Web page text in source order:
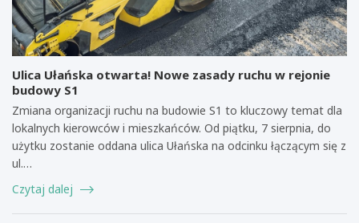
Ulica Ułańska otwarta! Nowe zasady ruchu w rejonie
budowy S1
Zmiana organizacji ruchu na budowie S1 to kluczowy temat dla
lokalnych kierowców i mieszkańców. Od piątku, 7 sierpnia, do
użytku zostanie oddana ulica Ułańska na odcinku łączącym się z
ul.…
Czytaj dalej